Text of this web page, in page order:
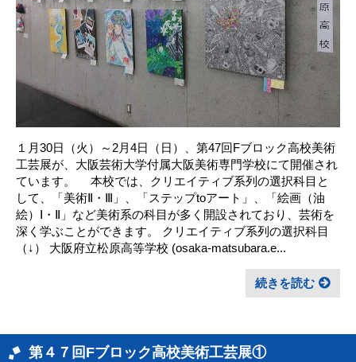
１月30日（火）～2月4日（日）、第47回Fブロック高校美術
工芸展が、大阪芸術大学付属大阪美術専門学校にて開催され
ています。 本校では、クリエイティブ系列の選択科目と
して、「美術Ⅱ・Ⅲ」、「ステップtoアート」、「絵画（油
絵）Ⅰ・Ⅱ」など美術系の科目が多く開設されており、芸術を
深く学ぶことができます。 クリエイティブ系列の選択科目
（↓） 大阪府立松原高等学校 (osaka-matsubara.e...
続きを読む
第４７回Fブロック高校美術工芸展①